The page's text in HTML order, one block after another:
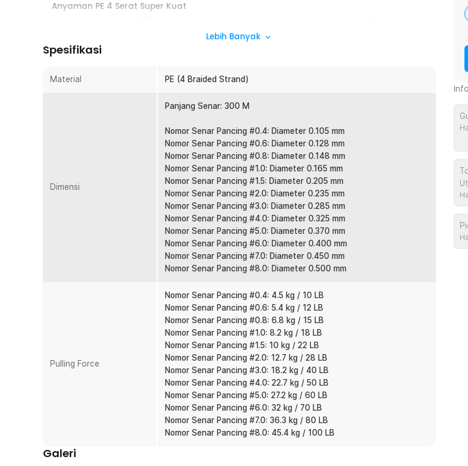
Anyaman PE 4 Serat Super Kuat
tahan tinggi saat melawan ikan agresif. Struktur ini membantu mengurangi risiko putus saat
tarikan mendadak. Cocok digunakan sebagai senar pancing harian maupun trip mancing berat.
Karakter low stretch membuat getaran kecil dari umpan atau gigitan ikan lebih cepat terasa di
casting, jigging, maupun bottom fishing.
Meski kuat, senar tetap memiliki diameter relatif tipis sehingga hambatan udara dan air lebih
rendah. Hasilnya lemparan menjadi lebih jauh dan lebih presisi. Cocok untuk area spot ikan yang
jauh dari bibir pantai atau tepi sungai.
Panjang 300 M Lebih Hemat
Dengan panjang 300 M, Anda bisa mengisi spool reel dengan optimal atau membagi penggunaan
fishing line untuk beberapa reel. Lebih ekonomis dibanding membeli gulungan pendek berulang
kali. Ideal untuk pemancing aktif.
Cocok untuk Air Tawar dan Air Laut
Material PE tahan digunakan di berbagai kondisi perairan. Cocok untuk sungai, danau, tambak,
hingga laut. Pilihan tepat untuk yang membutuhkan satu senar pancing serbaguna untuk
Tersedia dari ukuran 0.105 mm hingga 0.500 mm sesuai target ikan. Bisa dipilih untuk ikan kecil,
predator air tawar, hingga ikan laut besar. Tinggal sesuaikan dengan reel dan teknik memancing
Kelengkapan Produk
Rincian yang Anda dapatkan untuk pembelian produk ini:
1 x TaffSPORT Senar Pancing PE 4 Braided Strand Fishing Line 300M - DM3
Lebih Banyak
Spesifikasi
Material PE (4 Braided Strand)
Dimensi
Panjang Senar: 300 M
Nomor Senar Pancing #0.4: Diameter 0.105 mm
Nomor Senar Pancing #0.6: Diameter 0.128 mm
Nomor Senar Pancing #0.8: Diameter 0.148 mm
Nomor Senar Pancing #1.0: Diameter 0.165 mm
Nomor Senar Pancing #1.5: Diameter 0.205 mm
Nomor Senar Pancing #2.0: Diameter 0.235 mm
Nomor Senar Pancing #3.0: Diameter 0.285 mm
Nomor Senar Pancing #4.0: Diameter 0.325 mm
Nomor Senar Pancing #5.0: Diameter 0.370 mm
Nomor Senar Pancing #6.0: Diameter 0.400 mm
Nomor Senar Pancing #7.0: Diameter 0.450 mm
Nomor Senar Pancing #8.0: Diameter 0.500 mm
Pulling Force
Nomor Senar Pancing #0.4: 4.5 kg / 10 LB
Nomor Senar Pancing #0.6: 5.4 kg / 12 LB
Nomor Senar Pancing #0.8: 6.8 kg / 15 LB
Nomor Senar Pancing #1.0: 8.2 kg / 18 LB
Nomor Senar Pancing #1.5: 10 kg / 22 LB
Nomor Senar Pancing #2.0: 12.7 kg / 28 LB
Nomor Senar Pancing #3.0: 18.2 kg / 40 LB
Nomor Senar Pancing #4.0: 22.7 kg / 50 LB
Nomor Senar Pancing #5.0: 27.2 kg / 60 LB
Nomor Senar Pancing #6.0: 32 kg / 70 LB
Nomor Senar Pancing #7.0: 36.3 kg / 80 LB
Nomor Senar Pancing #8.0: 45.4 kg / 100 LB
Galeri